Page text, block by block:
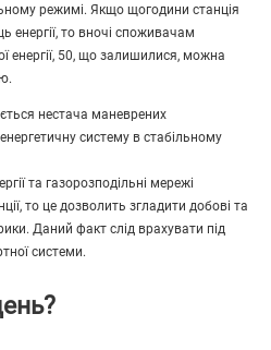
режимі. Якщо щогодини станція
енергії, то вночі споживачам
енергії, 50, що залишилися, можна
нестача маневрених
систему в стабільному
та газорозподільні мережі
то це дозволить згладити добові та
Даний факт слід врахувати під
системи.